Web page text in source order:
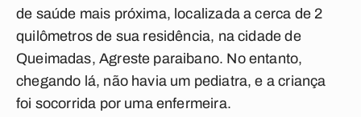
de saúde mais próxima, localizada a cerca de 2
quilômetros de sua residência, na cidade de
Queimadas, Agreste paraibano. No entanto,
chegando lá, não havia um pediatra, e a criança
foi socorrida por uma enfermeira.